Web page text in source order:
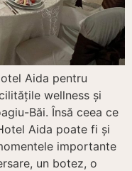
Aida pentru
wellness și
Băi. Însă ceea ce
Aida poate fi și
importante
un botez, o